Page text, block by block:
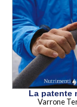
La patente
Varrone